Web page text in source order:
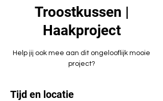
Troostkussen |
Haakproject
Help jij ook mee aan dit ongelooflijk mooie
project?
Tijd en locatie